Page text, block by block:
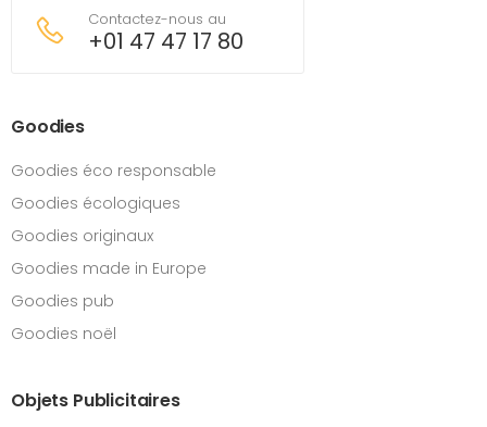
Contactez-nous au
+01 47 47 17 80
Goodies
Goodies éco responsable
Goodies écologiques
Goodies originaux
Goodies made in Europe
Goodies pub
Goodies noël
Objets Publicitaires